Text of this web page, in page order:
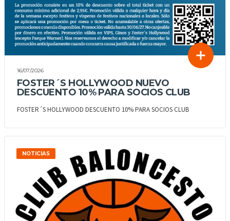
16/07/2026
FOSTER´S HOLLYWOOD NUEVO
DESCUENTO 10% PARA SOCIOS CLUB
FOSTER´S HOLLYWOOD DESCUENTO 10% PARA SOCIOS CLUB
NOTICIAS